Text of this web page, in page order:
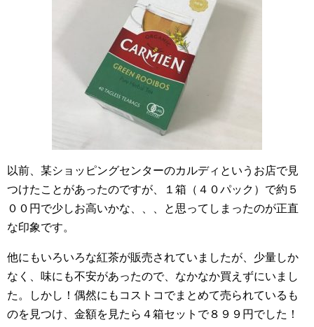
以前、某ショッピングセンターのカルディというお店で見
つけたことがあったのですが、１箱（４０パック）で約５
００円で少しお高いかな、、、と思ってしまったのが正直
な印象です。
他にもいろいろな紅茶が販売されていましたが、少量しか
なく、味にも不安があったので、なかなか買えずにいまし
た。しかし！偶然にもコストコでまとめて売られているも
のを見つけ、金額を見たら４箱セットで８９９円でした！